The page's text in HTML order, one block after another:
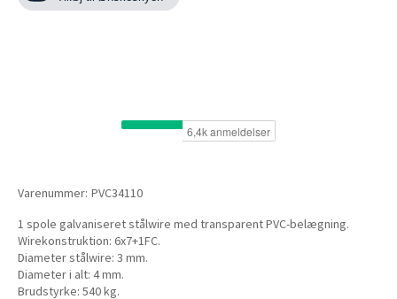
Varenummer: PVC34110
1 spole galvaniseret stålwire med transparent PVC-belægning.
Wirekonstruktion: 6x7+1FC.
Diameter stålwire: 3 mm.
Diameter i alt: 4 mm.
Brudstyrke: 540 kg.